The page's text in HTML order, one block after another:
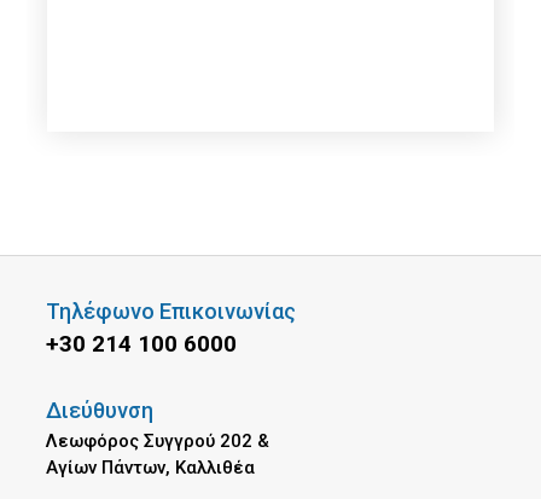
Τηλέφωνο Επικοινωνίας
+30 214 100 6000
Διεύθυνση
Λεωφόρος Συγγρού 202 &
Αγίων Πάντων, Καλλιθέα